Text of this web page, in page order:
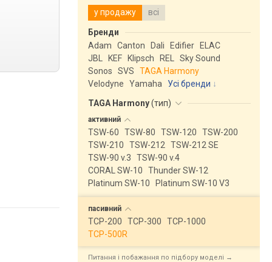
у продажу всі
Бренди
Adam
Canton Dali Edifier
ELAC
JBL
KEF Klipsch REL
Sky Sound
Sonos
SVS
TAGA Harmony
Velodyne
Yamaha
Усі бренди
TAGA Harmony(тип)
активний
TSW-60 TSW-80 TSW-120
TSW-200
TSW-210
TSW-212
TSW-212 SE
TSW-90 v.3
TSW-90 v.4
CORAL SW-10
Thunder SW-12
Platinum SW-10
Platinum SW-10 V3
пасивний
TCP-200 TCP-300
TCP-1000
TCP-500R
Питання і побажання по підбору моделі →